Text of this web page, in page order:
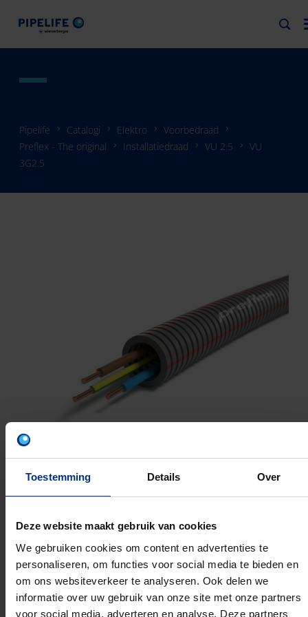
Toestemming Details Over
Deze website maakt gebruik van cookies
We gebruiken cookies om content en advertenties te
personaliseren, om functies voor social media te bieden en
om ons websiteverkeer te analyseren. Ook delen we
informatie over uw gebruik van onze site met onze partners
voor social media, adverteren en analyse. Deze partners
Pipelife Catalogi Elektro
Voorbedraad
Preflex - The original
Installatiedraad VU 2.5
VU
3G2.5
VU 3G2.5
16MM 300M
Artikelnummer: 1234000391
EAN: 5420056251983